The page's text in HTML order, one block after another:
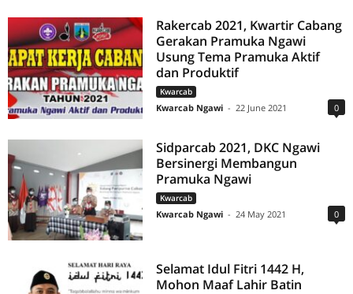
Rakercab 2021, Kwartir Cabang
Gerakan Pramuka Ngawi
Usung Tema Pramuka Aktif
dan Produktif
Kwarcab
Kwarcab Ngawi - 22 June 2021 0
Sidparcab 2021, DKC Ngawi
Bersinergi Membangun
Pramuka Ngawi
Kwarcab
Kwarcab Ngawi - 24 May 2021 0
Selamat Idul Fitri 1442 H,
Mohon Maaf Lahir Batin